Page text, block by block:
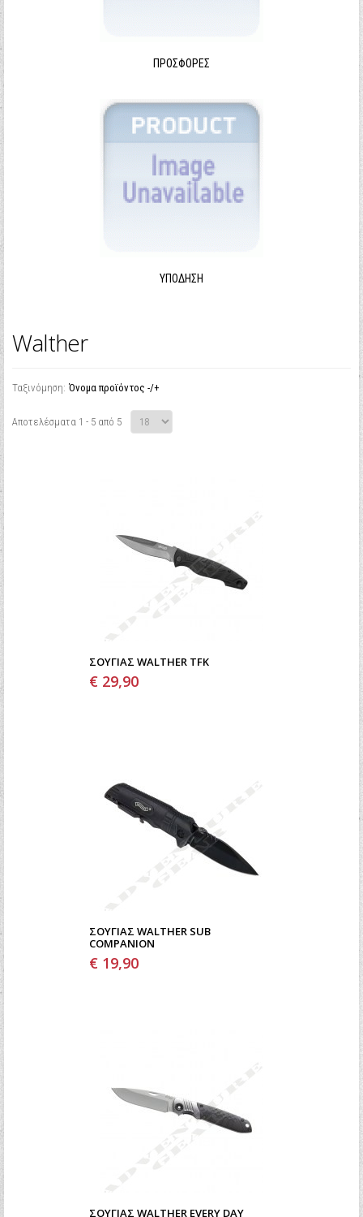
ΠΡΟΣΦΟΡΈΣ
ΥΠΌΔΗΣΗ
Walther
Ταξινόμηση: Όνομα προϊόντος -/+
Αποτελέσματα 1 - 5 από 5
ΣΟΥΓΙΆΣ WALTHER TFK
€ 29,90
ΣΟΥΓΙΆΣ WALTHER SUB
COMPANION
€ 19,90
ΣΟΥΓΙΆΣ WALTHER EVERY DAY